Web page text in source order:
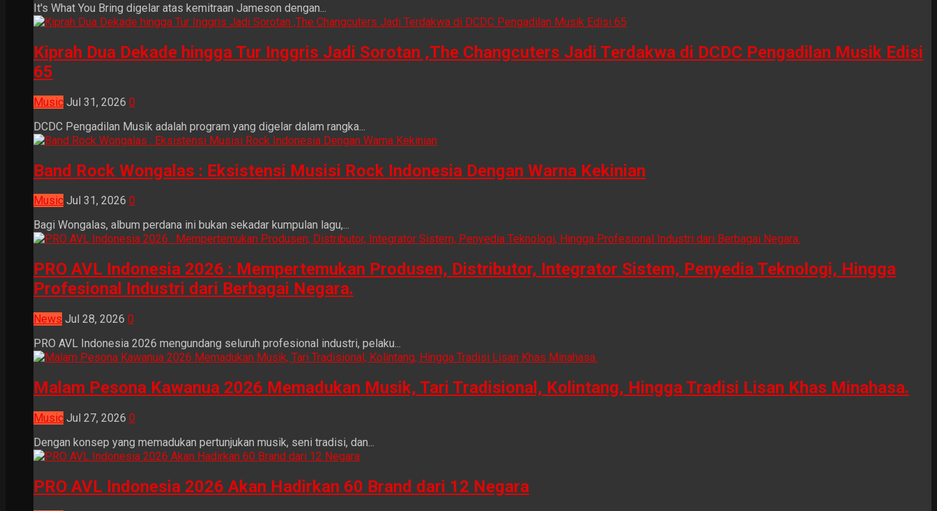
It's What You Bring digelar atas kemitraan Jameson dengan...
Kiprah Dua Dekade hingga Tur Inggris Jadi Sorotan ,The Changcuters Jadi Terdakwa di DCDC Pengadilan Musik Edisi
65
Music Jul 31, 2026 0
DCDC Pengadilan Musik adalah program yang digelar dalam rangka...
Band Rock Wongalas : Eksistensi Musisi Rock Indonesia Dengan Warna Kekinian
Music Jul 31, 2026 0
Bagi Wongalas, album perdana ini bukan sekadar kumpulan lagu,...
PRO AVL Indonesia 2026 : Mempertemukan Produsen, Distributor, Integrator Sistem, Penyedia Teknologi, Hingga
Profesional Industri dari Berbagai Negara.
News Jul 28, 2026 0
PRO AVL Indonesia 2026 mengundang seluruh profesional industri, pelaku...
Malam Pesona Kawanua 2026 Memadukan Musik, Tari Tradisional, Kolintang, Hingga Tradisi Lisan Khas Minahasa.
Music Jul 27, 2026 0
Dengan konsep yang memadukan pertunjukan musik, seni tradisi, dan...
PRO AVL Indonesia 2026 Akan Hadirkan 60 Brand dari 12 Negara